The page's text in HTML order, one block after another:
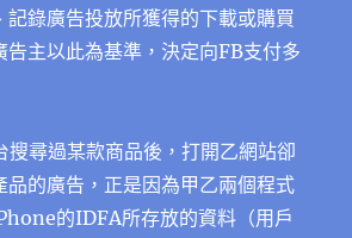
記錄廣告投放所獲得的下載或購買
告主以此為基準，決定向FB支付多
搜尋過某款商品後，打開乙網站卻
品的廣告，正是因為甲乙兩個程式
的IDFA所存放的資料（用戶